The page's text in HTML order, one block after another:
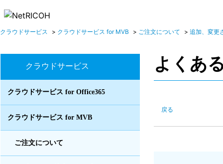
クラウドサービス > クラウドサービス for MVB > ご注文について > 追加、変更
クラウドサービス
クラウドサービス for Office365
クラウドサービス for MVB
ご注文について
よくあ
戻る